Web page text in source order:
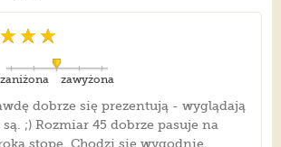
zawyżona
zaniżona
dobrze się prezentują - wyglądają
;) Rozmiar 45 dobrze pasuje na
stopę. Chodzi się wygodnie.